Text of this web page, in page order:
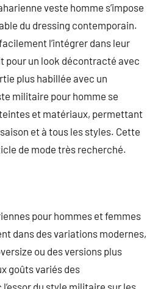
veste homme s’impose
du dressing contemporain.
l’intégrer dans leur
pour un look décontracté avec
plus habillée avec un
militaire pour homme se
et matériaux, permettant
et à tous les styles. Cette
de mode très recherché.
pour hommes et femmes
dans des variations modernes,
ou des versions plus
goûts variés des
du style militaire sur les